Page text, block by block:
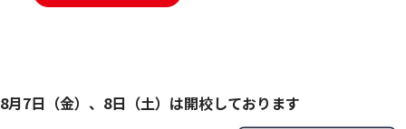
8月7日（金）、8日（土）は開校しております